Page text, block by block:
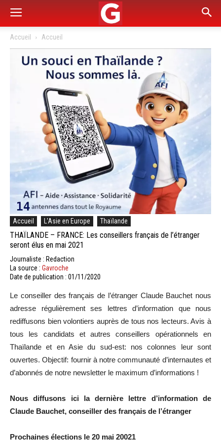
Accueil Accueil
Accueil L'Asie en Europe Thaïlande
THAÏLANDE – FRANCE: Les conseillers français de l’étranger
seront élus en mai 2021
Journaliste : Redaction
La source : Gavroche
Date de publication : 01/11/2020
Le conseiller des français de l’étranger Claude Bauchet nous
adresse régulièrement ses lettres d’information que nous
rediffusons bien volontiers auprès de tous nos lecteurs. Avis à
tous les candidats et autres conseillers opérationnels en
Thaïlande et en Asie du sud-est: nos colonnes leur sont
ouvertes. Objectif: fournir à notre communauté d’internautes et
d’abonnés de notre newsletter le maximum d’informations !
Nous diffusons ici la dernière lettre d’information de
Claude Bauchet, conseiller des français de l’étranger
Prochaines élections le 20 mai 20021